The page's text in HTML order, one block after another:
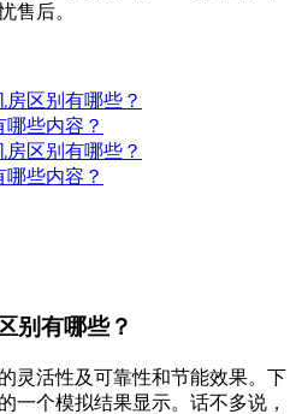
售后。
区别有哪些？
些内容？
区别有哪些？
些内容？
别有哪些？
灵活性及可靠性和节能效果。下
一个模拟结果显示。话不多说，